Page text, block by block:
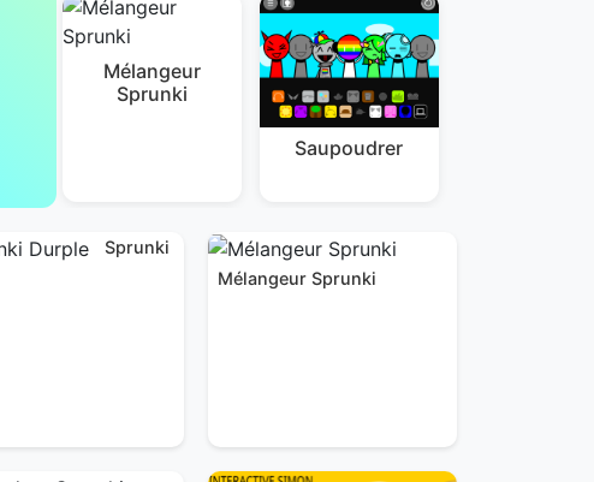
Mélangeur
Sprunki
Saupoudrer
Sprunki
Mélangeur Sprunki